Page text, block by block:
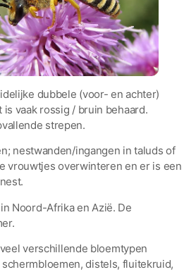
dubbele (voor- en achter)
vaak rossig / bruin behaard.
strepen.
nestwanden/ingangen in taluds of
vrouwtjes overwinteren en er is een
Noord-Afrika en Azië. De
verschillende bloemtypen
distels, fluitekruid,